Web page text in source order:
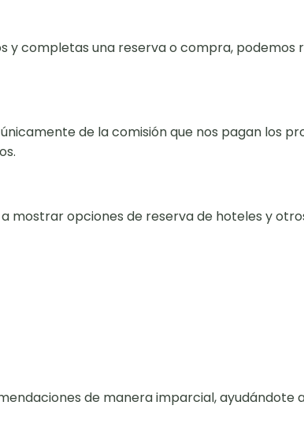
y completas una reserva o compra,
de la comisión que nos pagan los
mostrar opciones de reserva de hoteles y
de manera imparcial,